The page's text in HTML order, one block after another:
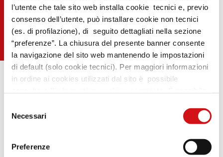
l’utente che tale sito web installa cookie tecnici e, previo
consenso dell’utente, può installare cookie non tecnici
(es. di profilazione), di seguito dettagliati nella sezione
“preferenze”. La chiusura del presente banner consente
la navigazione del sito web mantenendo le impostazioni
di default (solo cookie tecnici). Per maggiori informazioni
in ordine ai cookies utilizzati dal sito è possibile
mediante il link “rivedi le tue scelte sui cookie” presente
delNecessari
Preferenze